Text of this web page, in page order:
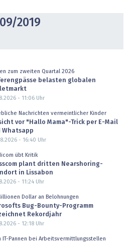
2019
zum zweiten Quartal 2026
belasten globalen
- 11:06Uhr
Nachrichten vermeintlicher Kinder
vor "Hallo Mama"-Trick per E-Mail
Whatsapp
- 16:40 Uhr
übt Kritik
plant dritten Nearshoring-
in Lissabon
- 11:24Uhr
Dollar an Belohnungen
Bug-Bounty-Programm
Rekordjahr
- 12:18Uhr
IT-Pannen bei Arbeitsvermittlungsstellen